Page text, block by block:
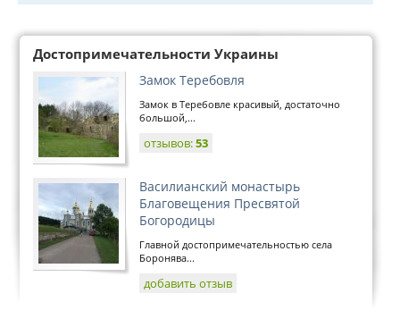
Достопримечательности Украины
Замок Теребовля
Замок в Теребовле красивый, достаточно
большой,...
отзывов:53
Василианский монастырь
Благовещения Пресвятой
Богородицы
Главной достопримечательностью села
Боронява...
добавить отзыв